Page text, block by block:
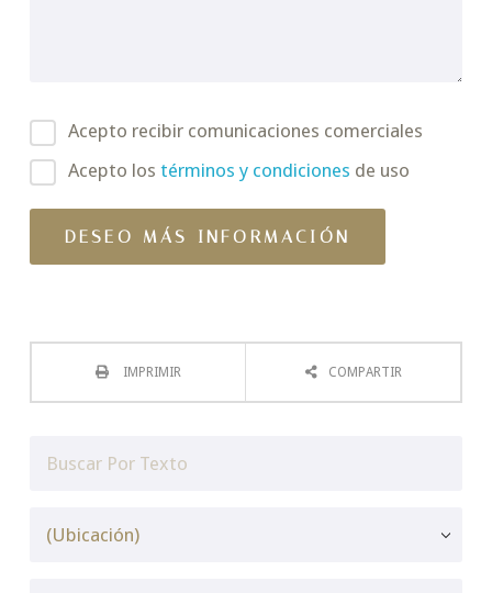
Acepto recibir comunicaciones comerciales
Acepto los términos y condiciones de uso
IMPRIMIR COMPARTIR